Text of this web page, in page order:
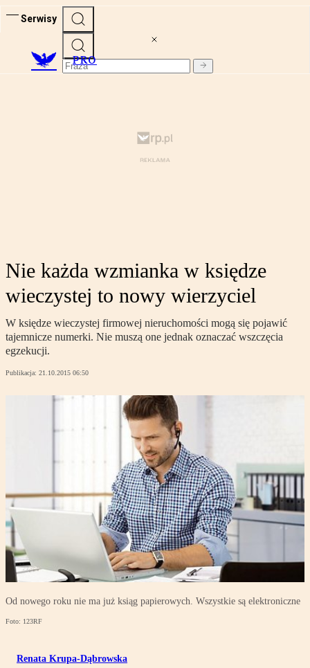
Serwisy
PRO
Nie każda wzmianka w księdze
wieczystej to nowy wierzyciel
W księdze wieczystej firmowej nieruchomości mogą się pojawić
tajemnicze numerki. Nie muszą one jednak oznaczać wszczęcia
egzekucji.
Publikacja: 21.10.2015 06:50
Od nowego roku nie ma już ksiąg papierowych. Wszystkie są elektroniczne
Foto: 123RF
Renata Krupa-Dąbrowska